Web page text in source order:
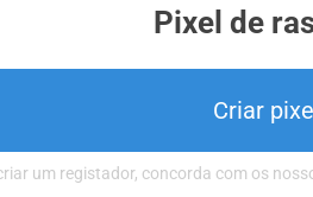
Pixel de
Criar
um registador, concorda com os